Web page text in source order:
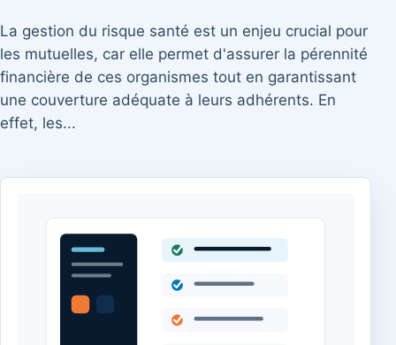
La gestion du risque santé est un enjeu crucial pour
les mutuelles, car elle permet d'assurer la pérennité
financière de ces organismes tout en garantissant
une couverture adéquate à leurs adhérents. En
effet, les...